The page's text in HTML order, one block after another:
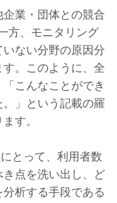
業・団体との競合
方、モニタリング
ない分野の原因分
。このように、全
こんなことができ
」という記載の羅
す。
とって、利用者数
点を洗い出し、ど
析する手段である